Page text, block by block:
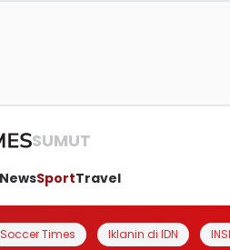
SUMUT
NewsSportTravel
Soccer Times Iklanin di IDN